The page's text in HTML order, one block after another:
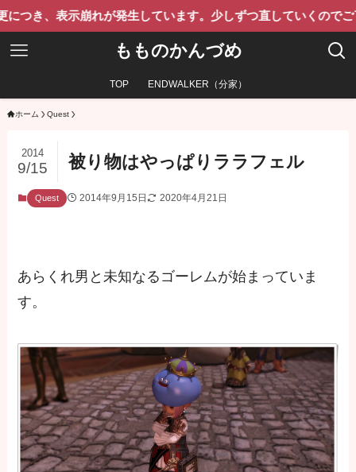
表示崩れが発生しています。少しずつ直していくのでご了承く
もものかんづめ
TOP ENDWALKER（分家）
ホーム Quest
被り物はやっぱりララフェル
2014
9/15
Quest 2014年9月15日 2020年4月21日
あらくれ男と未知なるゴーレムが始まっていま
す。